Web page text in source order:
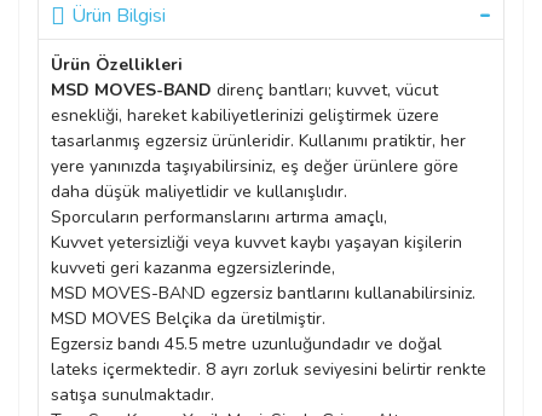
Ürün Bilgisi
Ürün Özellikleri
MSD MOVES-BAND direnç bantları; kuvvet, vücut
esnekliği, hareket kabiliyetlerinizi geliştirmek üzere
tasarlanmış egzersiz ürünleridir. Kullanımı pratiktir, her
yere yanınızda taşıyabilirsiniz, eş değer ürünlere göre
daha düşük maliyetlidir ve kullanışlıdır.
Sporcuların performanslarını artırma amaçlı,
Kuvvet yetersizliği veya kuvvet kaybı yaşayan kişilerin
kuvveti geri kazanma egzersizlerinde,
MSD MOVES-BAND egzersiz bantlarını kullanabilirsiniz.
MSD MOVES Belçika da üretilmiştir.
Egzersiz bandı 45.5 metre uzunluğundadır ve doğal
lateks içermektedir. 8 ayrı zorluk seviyesini belirtir renkte
satışa sunulmaktadır.